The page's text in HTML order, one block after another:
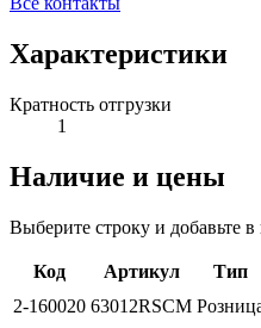
Характеристики
Кратность отгрузки
1
Наличие и цены
Выберите строку и добавьте
Код Артикул Тип
2-160020 63012RSCM